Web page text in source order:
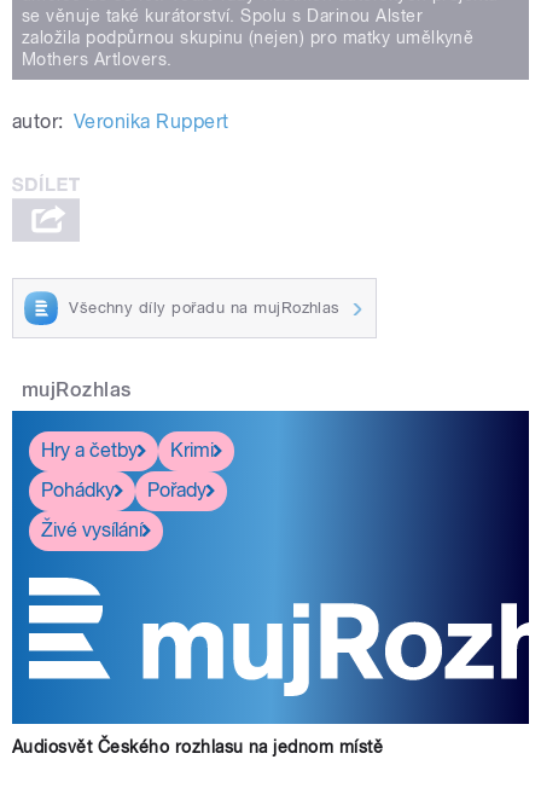
se věnuje také kurátorství. Spolu s Darinou Alster
založila podpůrnou skupinu (nejen) pro matky umělkyně
Mothers Artlovers.
autor: Veronika Ruppert
Všechny díly pořadu na mujRozhlas
mujRozhlas
Hry a četby
Krimi
Pohádky
Pořady
Živé vysílání
Audiosvět Českého rozhlasu na jednom místě